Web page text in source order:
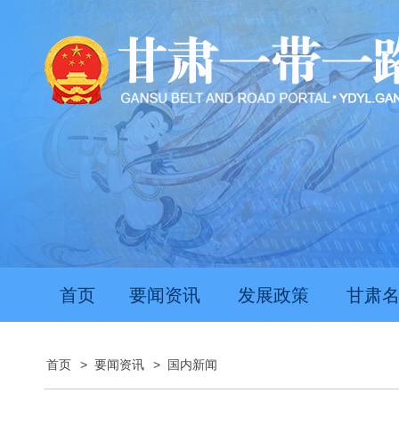
首页 要闻资讯 发展政策 甘肃
首页 > 要闻资讯 > 国内新闻